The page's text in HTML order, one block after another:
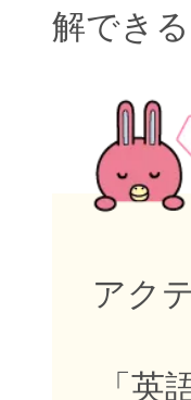
解でき
アク
「英